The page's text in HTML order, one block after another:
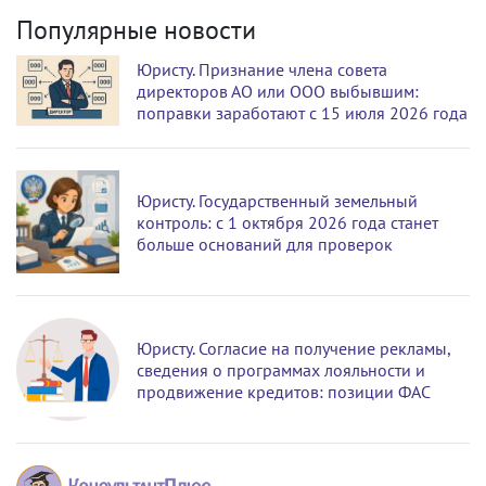
Популярные новости
Юристу. Признание члена совета
директоров АО или ООО выбывшим:
поправки заработают с 15 июля 2026 года
Юристу. Государственный земельный
контроль: с 1 октября 2026 года станет
больше оснований для проверок
Юристу. Согласие на получение рекламы,
сведения о программах лояльности и
продвижение кредитов: позиции ФАС